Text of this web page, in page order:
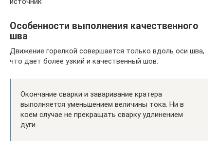
Особенности выполнения качественного
шва
Движение горелкой совершается только вдоль оси шва,
что дает более узкий и качественный шов.
Окончание сварки и заваривание кратера
выполняется уменьшением величины тока. Ни в
коем случае не прекращать сварку удлинением
дуги.